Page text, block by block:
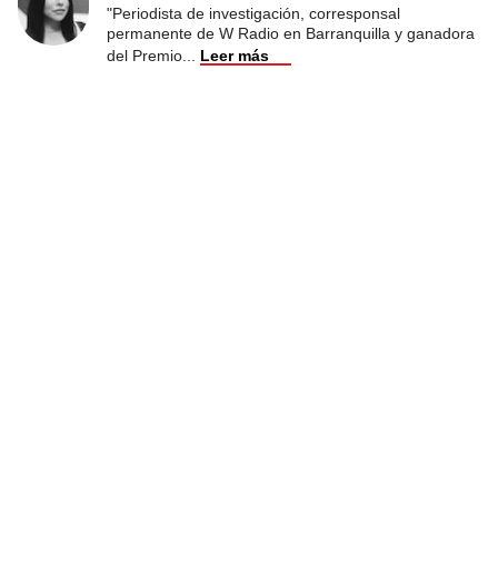
"Periodista de investigación, corresponsal
permanente de W Radio en Barranquilla y ganadora
del Premio
Leer más